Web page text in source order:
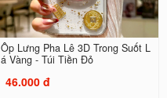
Ốp Lưng Pha Lê 3D Trong Suốt L
á Vàng - Túi Tiền Đỏ
46.000 đ